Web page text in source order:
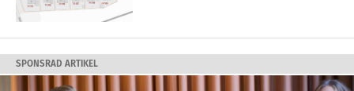
SPONSRAD ARTIKEL